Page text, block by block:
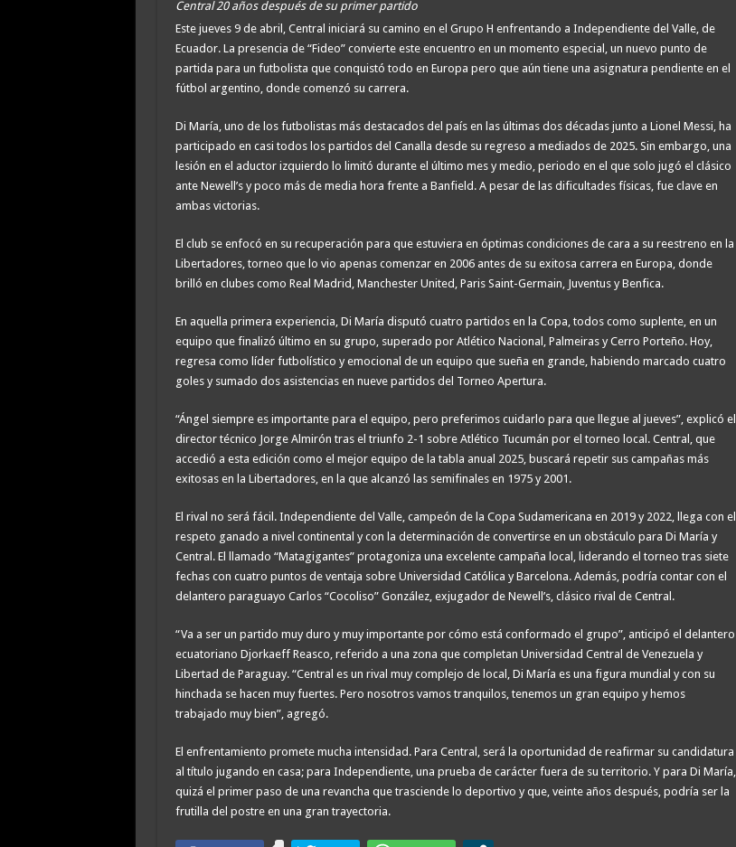
Central 20 años después de su primer partido
Este jueves 9 de abril, Central iniciará su camino en el Grupo H enfrentando a Independiente del Valle, de
Ecuador. La presencia de “Fideo” convierte este encuentro en un momento especial, un nuevo punto de
partida para un futbolista que conquistó todo en Europa pero que aún tiene una asignatura pendiente en el
fútbol argentino, donde comenzó su carrera.
Di María, uno de los futbolistas más destacados del país en las últimas dos décadas junto a Lionel Messi, ha
participado en casi todos los partidos del Canalla desde su regreso a mediados de 2025. Sin embargo, una
lesión en el aductor izquierdo lo limitó durante el último mes y medio, periodo en el que solo jugó el clásico
ante Newell’s y poco más de media hora frente a Banfield. A pesar de las dificultades físicas, fue clave en
ambas victorias.
El club se enfocó en su recuperación para que estuviera en óptimas condiciones de cara a su reestreno en la
Libertadores, torneo que lo vio apenas comenzar en 2006 antes de su exitosa carrera en Europa, donde
brilló en clubes como Real Madrid, Manchester United, Paris Saint-Germain, Juventus y Benfica.
En aquella primera experiencia, Di María disputó cuatro partidos en la Copa, todos como suplente, en un
equipo que finalizó último en su grupo, superado por Atlético Nacional, Palmeiras y Cerro Porteño. Hoy,
regresa como líder futbolístico y emocional de un equipo que sueña en grande, habiendo marcado cuatro
goles y sumado dos asistencias en nueve partidos del Torneo Apertura.
“Ángel siempre es importante para el equipo, pero preferimos cuidarlo para que llegue al jueves”, explicó el
director técnico Jorge Almirón tras el triunfo 2-1 sobre Atlético Tucumán por el torneo local. Central, que
accedió a esta edición como el mejor equipo de la tabla anual 2025, buscará repetir sus campañas más
exitosas en la Libertadores, en la que alcanzó las semifinales en 1975 y 2001.
El rival no será fácil. Independiente del Valle, campeón de la Copa Sudamericana en 2019 y 2022, llega con el
respeto ganado a nivel continental y con la determinación de convertirse en un obstáculo para Di María y
Central. El llamado “Matagigantes” protagoniza una excelente campaña local, liderando el torneo tras siete
fechas con cuatro puntos de ventaja sobre Universidad Católica y Barcelona. Además, podría contar con el
delantero paraguayo Carlos “Cocoliso” González, exjugador de Newell’s, clásico rival de Central.
“Va a ser un partido muy duro y muy importante por cómo está conformado el grupo”, anticipó el delantero
ecuatoriano Djorkaeff Reasco, referido a una zona que completan Universidad Central de Venezuela y
Libertad de Paraguay. “Central es un rival muy complejo de local, Di María es una figura mundial y con su
hinchada se hacen muy fuertes. Pero nosotros vamos tranquilos, tenemos un gran equipo y hemos
trabajado muy bien”, agregó.
El enfrentamiento promete mucha intensidad. Para Central, será la oportunidad de reafirmar su candidatura
al título jugando en casa; para Independiente, una prueba de carácter fuera de su territorio. Y para Di María,
quizá el primer paso de una revancha que trasciende lo deportivo y que, veinte años después, podría ser la
frutilla del postre en una gran trayectoria.